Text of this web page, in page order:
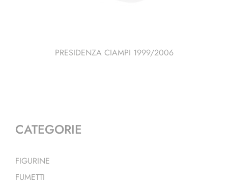
PRESIDENZA CIAMPI 1999/2006
CATEGORIE
FIGURINE
FUMETTI